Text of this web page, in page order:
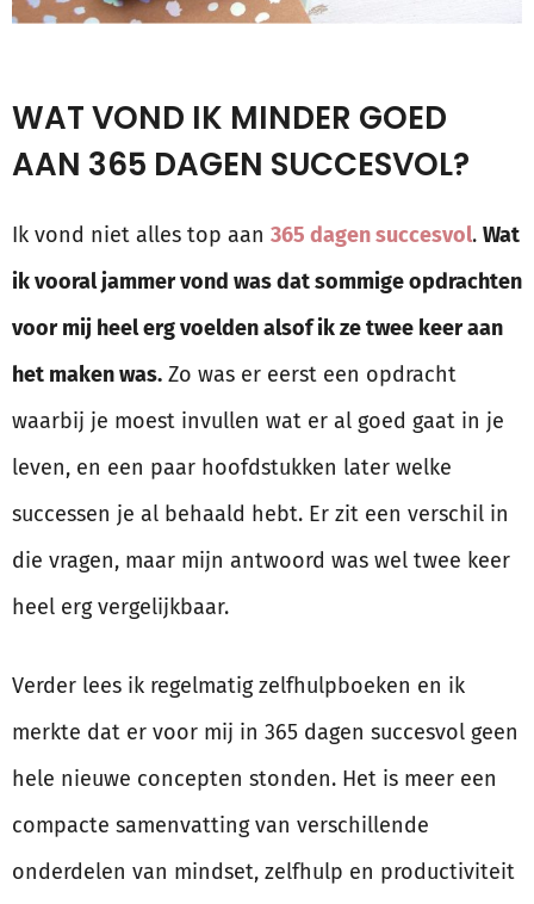
WAT VOND IK MINDER GOED
AAN 365 DAGEN SUCCESVOL?
Ik vond niet alles top aan 365 dagen succesvol. Wat
ik vooral jammer vond was dat sommige opdrachten
voor mij heel erg voelden alsof ik ze twee keer aan
het maken was. Zo was er eerst een opdracht
waarbij je moest invullen wat er al goed gaat in je
leven, en een paar hoofdstukken later welke
successen je al behaald hebt. Er zit een verschil in
die vragen, maar mijn antwoord was wel twee keer
heel erg vergelijkbaar.
Verder lees ik regelmatig zelfhulpboeken en ik
merkte dat er voor mij in 365 dagen succesvol geen
hele nieuwe concepten stonden. Het is meer een
compacte samenvatting van verschillende
onderdelen van mindset, zelfhulp en productiviteit